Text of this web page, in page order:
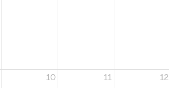
10 11 12